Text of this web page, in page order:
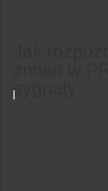
sygnały